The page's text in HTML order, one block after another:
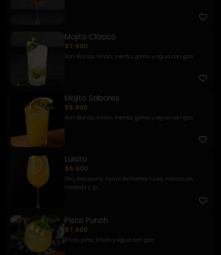
Mojito Clásico
$7.900
Ron Blanco, limón, menta, goma y agua con gas.
Mojito Sabores
$8.900
Ron Blanco, limón, menta, goma y agua con gas.
Luisito
$6.900
Gin, araucano, syrup de hierba luisa, maracuyá,
naranja y gi...
Pisco Punch
$7.900
Pisco, piña, limón y agua con gas.